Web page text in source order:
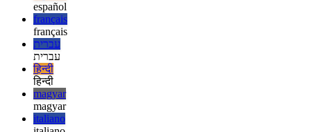
english
esperanto
esperanto
español
español
français
français
עברית
עברית
हिन्दी